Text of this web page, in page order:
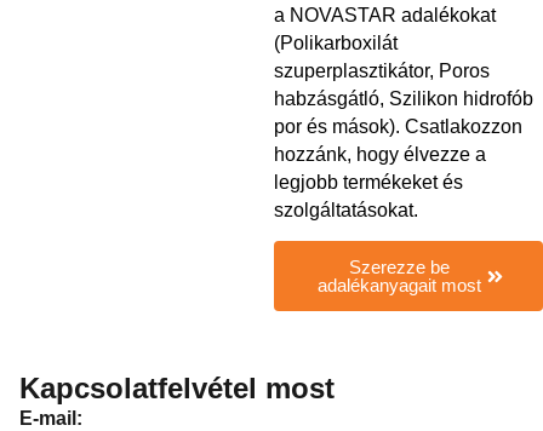
a NOVASTAR adalékokat
(Polikarboxilát
szuperplasztikátor, Poros
habzásgátló, Szilikon hidrofób
por és mások). Csatlakozzon
hozzánk, hogy élvezze a
legjobb termékeket és
szolgáltatásokat.
Szerezze be
adalékanyagait most
Kapcsolatfelvétel most
E-mail: